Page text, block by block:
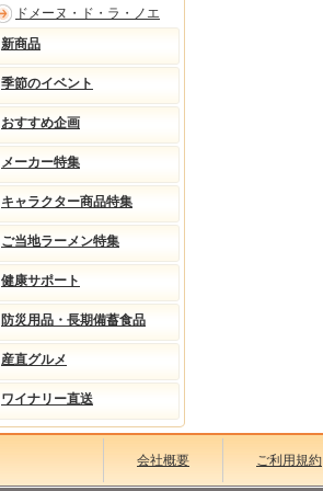
ドメーヌ・ド・ラ・ノエ
新商品
季節のイベント
おすすめ企画
メーカー特集
キャラクター商品特集
ご当地ラーメン特集
健康サポート
防災用品・長期備蓄食品
産直グルメ
ワイナリー直送
会社概要 ご利用規約